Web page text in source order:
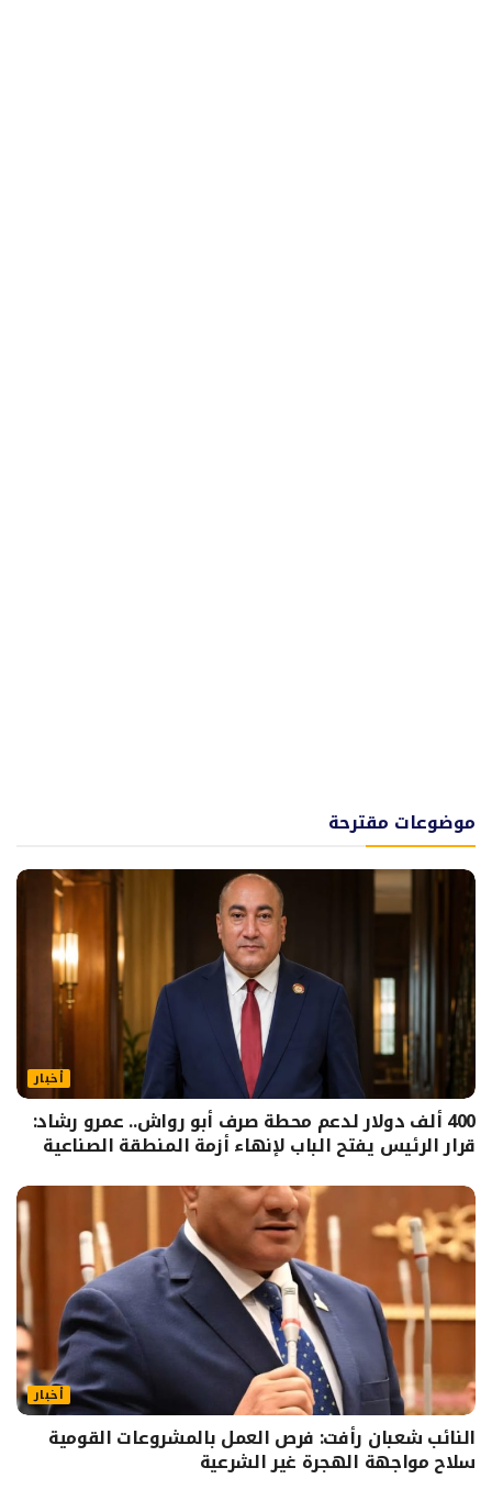
موضوعات مقترحة
أخبار
400 ألف دولار لدعم محطة صرف أبو رواش.. عمرو رشاد:
قرار الرئيس يفتح الباب لإنهاء أزمة المنطقة الصناعية
أخبار
النائب شعبان رأفت: فرص العمل بالمشروعات القومية
سلاح مواجهة الهجرة غير الشرعية